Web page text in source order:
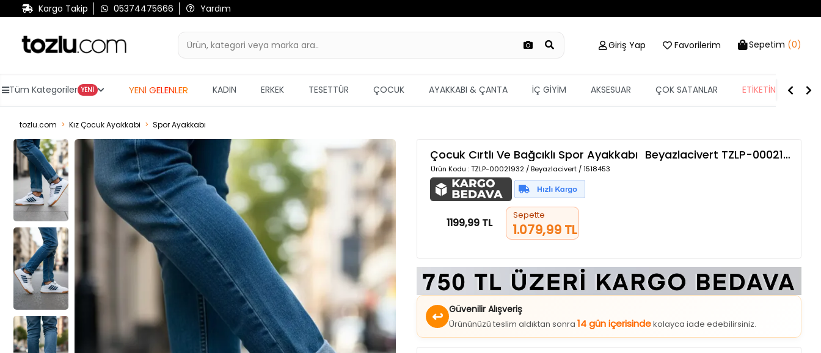
Kargo Takip 05374475666 Yardım
Giriş Yap Favorilerim Sepetim (0)
Tüm Kategoriler YENİ YENİ GELENLER KADIN ERKEK TESETTÜR ÇOCUK AYAKKABI & ÇANTA İÇ GİYİM AKSESUAR ÇOK SATANLAR ETİKETİN YARISI
tozlu.com Kız Çocuk Ayakkabi Spor Ayakkabı
Çocuk Cırtlı Ve Bağcıklı Spor Ayakkabı Beyazlacivert TZLP-00021932
Ürün Kodu : TZLP-00021932 / Beyazlacivert / 1518453
1199,99 TL
Sepette
1.079,99 TL
↩ Güvenilir Alışveriş
Ürününüzü teslim aldıktan sonra14 gün içerisindekolayca iade edebilirsiniz.